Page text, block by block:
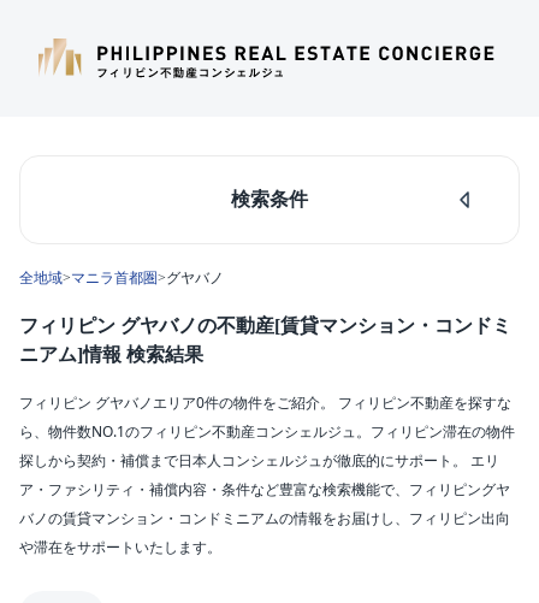
検索条件
マカティ
タギッグ
ケソンシティ
ダパオ
セブシティ
カラバルソン
エリア
グヤバノ(0)
エリアの変更
全地域>マニラ首都圏>グヤバノ
フィリピン グヤバノの不動産[賃貸マンション・コンドミ
ニアム]情報 検索結果
フィリピン グヤバノエリア0件の物件をご紹介。 フィリピン不動産を探すな
ら、物件数NO.1のフィリピン不動産コンシェルジュ。フィリピン滞在の物件
探しから契約・補償まで日本人コンシェルジュが徹底的にサポート。 エリ
ア・ファシリティ・補償内容・条件など豊富な検索機能で、フィリピングヤ
バノの賃貸マンション・コンドミニアムの情報をお届けし、フィリピン出向
や滞在をサポートいたします。